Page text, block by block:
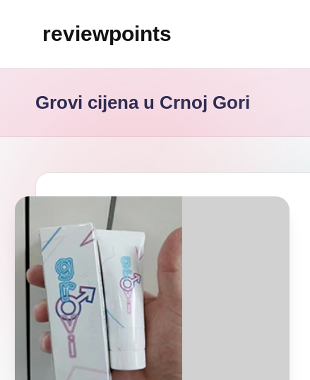
reviewpoints
Grovi cijena u Crnoj Gori